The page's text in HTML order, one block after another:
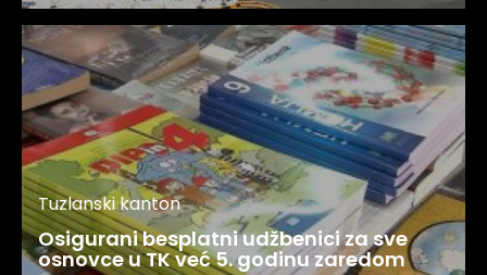
Tuzlanski kanton
Osigurani besplatni udžbenici za sve
osnovce u TK već 5. godinu zaredom